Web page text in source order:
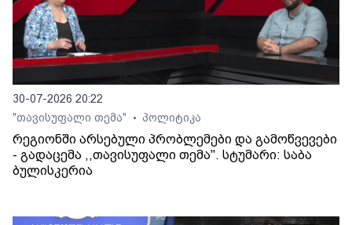
30-07-2026 20:22
"თავისუფალი თემა"
• პოლიტიკა
რეგიონში არსებული პრობლემები და გამოწვევები
- გადაცემა ,,თავისუფალი თემა". სტუმარი: საბა
ბულისკერია